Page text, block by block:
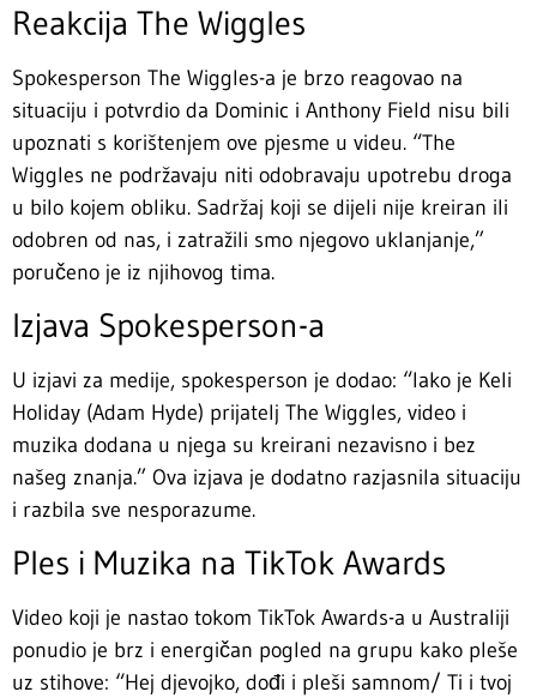
Reakcija The Wiggles
Spokesperson The Wiggles-a je brzo reagovao na
situaciju i potvrdio da Dominic i Anthony Field nisu bili
upoznati s korištenjem ove pjesme u videu. “The
Wiggles ne podržavaju niti odobravaju upotrebu droga
u bilo kojem obliku. Sadržaj koji se dijeli nije kreiran ili
odobren od nas, i zatražili smo njegovo uklanjanje,”
poručeno je iz njihovog tima.
Izjava Spokesperson-a
U izjavi za medije, spokesperson je dodao: “Iako je Keli
Holiday (Adam Hyde) prijatelj The Wiggles, video i
muzika dodana u njega su kreirani nezavisno i bez
našeg znanja.” Ova izjava je dodatno razjasnila situaciju
i razbila sve nesporazume.
Ples i Muzika na TikTok Awards
Video koji je nastao tokom TikTok Awards-a u Australiji
ponudio je brz i energičan pogled na grupu kako pleše
uz stihove: “Hej djevojko, dođi i pleši samnom/ Ti i tvoj